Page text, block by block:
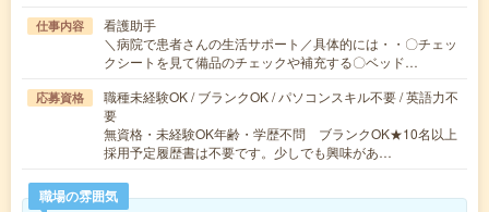
仕事内容
看護助手
＼病院で患者さんの生活サポート／具体的には・・〇チェッ
クシートを見て備品のチェックや補充する〇ベッド…
応募資格
職種未経験OK / ブランクOK / パソコンスキル不要 / 英語力不
要
無資格・未経験OK年齢・学歴不問 ブランクOK★10名以上
採用予定履歴書は不要です。少しでも興味があ…
職場の雰囲気